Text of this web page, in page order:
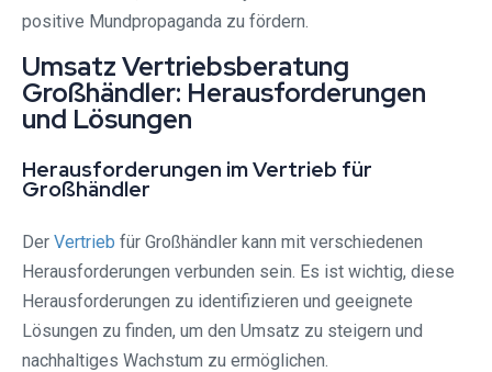
positive Mundpropaganda zu fördern.
Umsatz Vertriebsberatung
Großhändler: Herausforderungen
und Lösungen
Herausforderungen im Vertrieb für
Großhändler
Der Vertrieb für Großhändler kann mit verschiedenen
Herausforderungen verbunden sein. Es ist wichtig, diese
Herausforderungen zu identifizieren und geeignete
Lösungen zu finden, um den Umsatz zu steigern und
nachhaltiges Wachstum zu ermöglichen.